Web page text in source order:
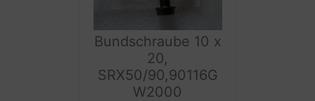
Bundschraube 10 x
20,
SRX50/90,90116G
W2000